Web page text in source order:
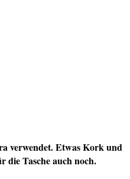
verwendet. Etwas Kork und
Tasche auch noch.